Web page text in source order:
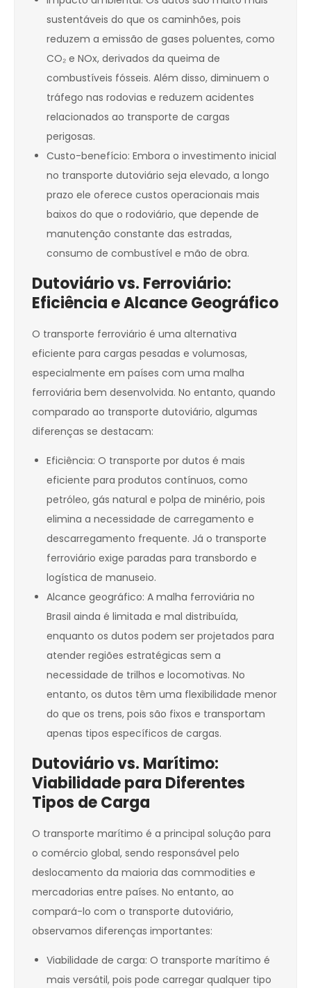
sustentáveis do que os caminhões, pois
reduzem a emissão de gases poluentes, como
CO₂ e NOx, derivados da queima de
combustíveis fósseis. Além disso, diminuem o
tráfego nas rodovias e reduzem acidentes
relacionados ao transporte de cargas
perigosas.
Custo-benefício: Embora o investimento inicial
no transporte dutoviário seja elevado, a longo
prazo ele oferece custos operacionais mais
baixos do que o rodoviário, que depende de
manutenção constante das estradas,
consumo de combustível e mão de obra.
Dutoviário vs. Ferroviário:
Eficiência e Alcance Geográfico
O transporte ferroviário é uma alternativa
eficiente para cargas pesadas e volumosas,
especialmente em países com uma malha
ferroviária bem desenvolvida. No entanto, quando
comparado ao transporte dutoviário, algumas
diferenças se destacam:
Eficiência: O transporte por dutos é mais
eficiente para produtos contínuos, como
petróleo, gás natural e polpa de minério, pois
elimina a necessidade de carregamento e
descarregamento frequente. Já o transporte
ferroviário exige paradas para transbordo e
logística de manuseio.
Alcance geográfico: A malha ferroviária no
Brasil ainda é limitada e mal distribuída,
enquanto os dutos podem ser projetados para
atender regiões estratégicas sem a
necessidade de trilhos e locomotivas. No
entanto, os dutos têm uma flexibilidade menor
do que os trens, pois são fixos e transportam
apenas tipos específicos de cargas.
Dutoviário vs. Marítimo:
Viabilidade para Diferentes
Tipos de Carga
O transporte marítimo é a principal solução para
o comércio global, sendo responsável pelo
deslocamento da maioria das commodities e
mercadorias entre países. No entanto, ao
compará-lo com o transporte dutoviário,
observamos diferenças importantes:
Viabilidade de carga: O transporte marítimo é
mais versátil, pois pode carregar qualquer tipo